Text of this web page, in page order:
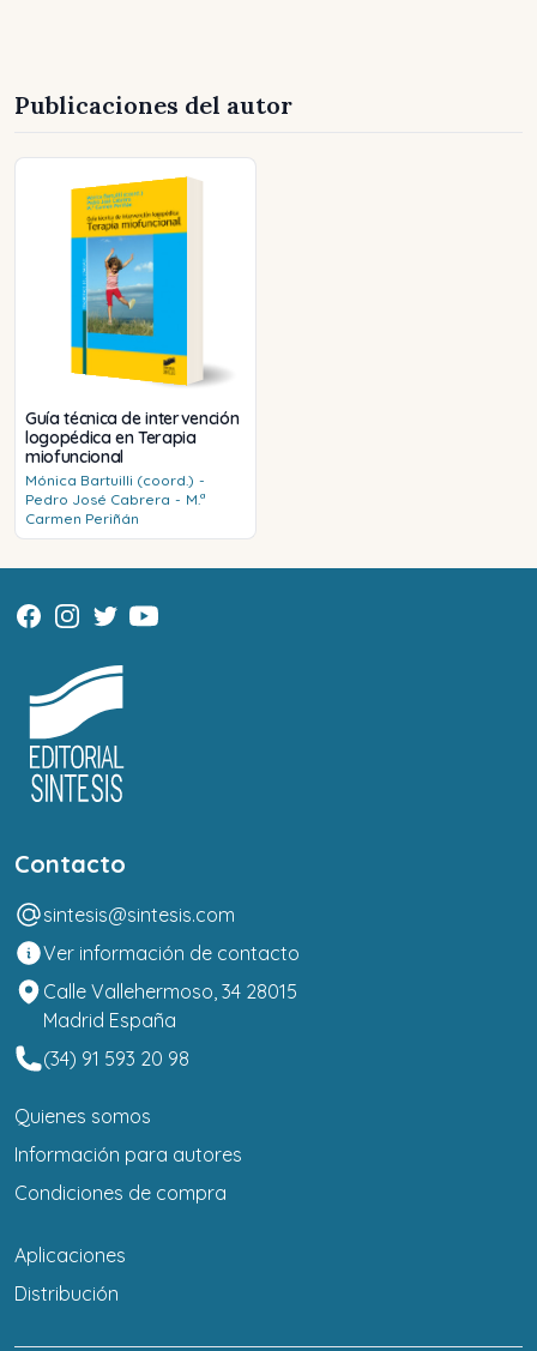
Publicaciones del autor
Guía técnica de intervención
logopédica en Terapia
miofuncional
Mónica Bartuilli (coord.) -
Pedro José Cabrera - M.ª
Carmen Periñán
Contacto
sintesis@sintesis.com
Ver información de contacto
Calle Vallehermoso, 34 28015
Madrid España
(34) 91 593 20 98
Quienes somos
Información para autores
Condiciones de compra
Aplicaciones
Distribución